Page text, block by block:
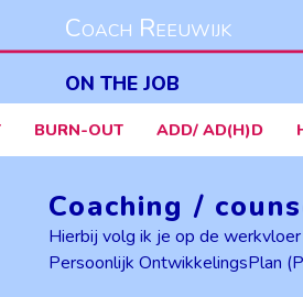
Coach Reeuwijk
ON THE JOB
BURN-OUT ADD/ AD(H)D
Coaching /
Hierbij volg ik je op de
Persoonlijk OntwikkelingsPlan